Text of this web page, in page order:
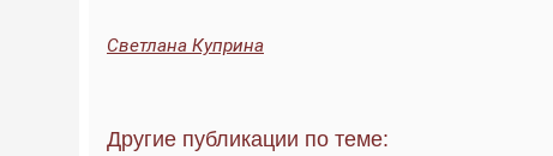
Светлана Куприна
Другие публикации по теме: